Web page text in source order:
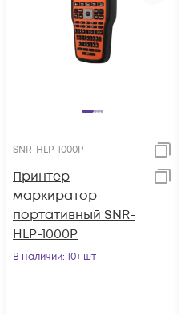
SNR-HLP-1000P
Принтер
маркиратор
портативный SNR-
HLP-1000P
В наличии: 10+ шт